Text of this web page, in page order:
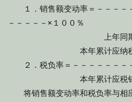
１．销售额变动率＝－－－－
－－－－－×１００％
上年同期应税
本年累计应纳税
２．税负率＝－－－－－－－
本年累计应税销
将销售额变动率和税负率与相